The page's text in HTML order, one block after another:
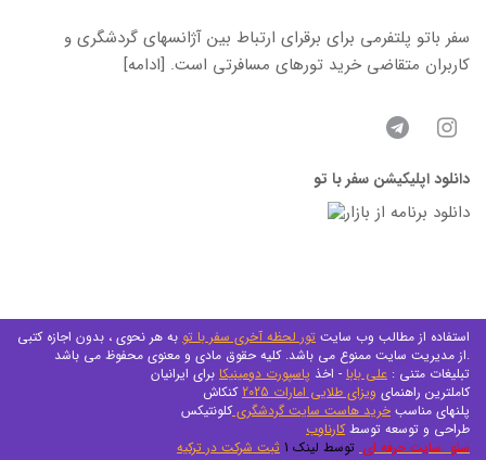
سفر باتو پلتفرمی برای برقرای ارتباط بین آژانسهای گردشگری و
کاربران متقاضی خرید تورهای مسافرتی است. [ادامه]
دانلود اپلیکیشن سفر با تو
استفاده از مطالب وب سایت تور لحظه آخری سفر با تو به هر نحوی ، بدون اجازه کتبی
از مدیریت سایت ممنوع می باشد. کلیه حقوق مادی و معنوی محفوظ می باشد.
تبلیغات متنی : علی بابا - اخذ پاسپورت دومینیکا برای ایرانیان
کاملترین راهنمای ویزای طلایی امارات 2025
کنکاش
پلنهای مناسب خرید هاست سایت گردشگریکلونتیکس
طراحی و توسعه توسطکارناوب
سئو سایت حرفه ای توسط لینک 1 ثبت شرکت در ترکیه